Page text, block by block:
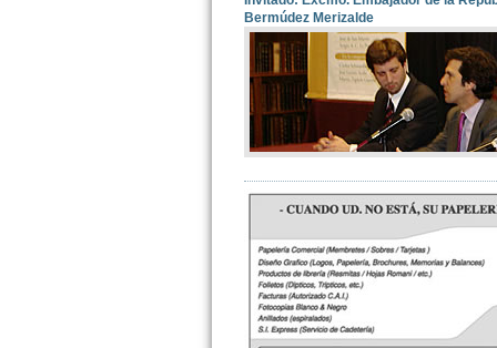
Bermúdez Merizalde